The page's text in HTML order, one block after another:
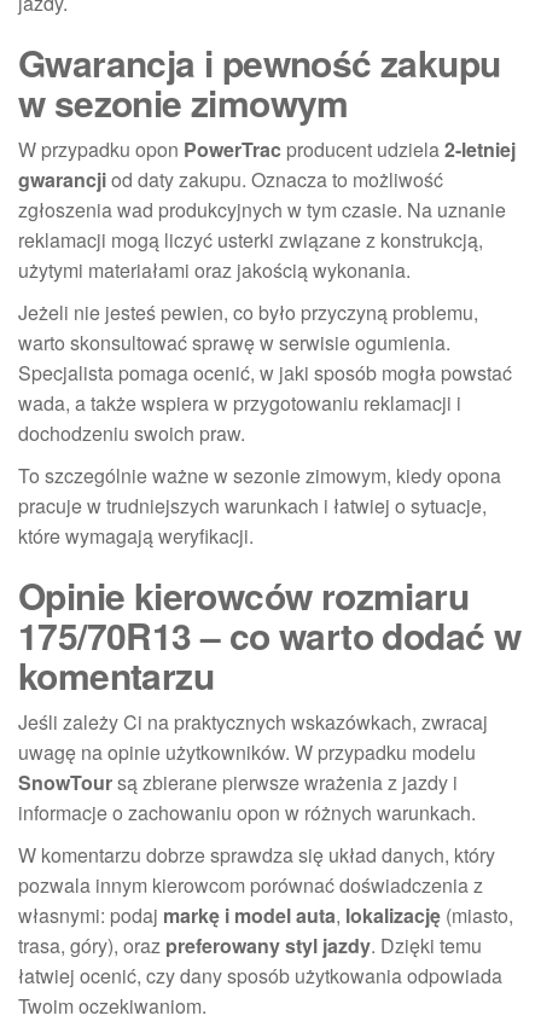
Gwarancja i pewność zakupu
w sezonie zimowym
W przypadku opon PowerTrac producent udziela2-letniej
gwarancjiod daty zakupu. Oznacza to możliwość
zgłoszenia wad produkcyjnych w tym czasie. Na uznanie
reklamacji mogą liczyć usterki związane z konstrukcją,
użytymi materiałami oraz jakością wykonania.
Jeżeli nie jesteś pewien, co było przyczyną problemu,
warto skonsultować sprawę w serwisie ogumienia.
Specjalista pomaga ocenić, w jaki sposób mogła powstać
wada, a także wspiera w przygotowaniu reklamacji i
dochodzeniu swoich praw.
To szczególnie ważne w sezonie zimowym, kiedy opona
pracuje w trudniejszych warunkach i łatwiej o sytuacje,
które wymagają weryfikacji.
Opinie kierowców rozmiaru
175/70R13 – co warto dodać w
komentarzu
Jeśli zależy Ci na praktycznych wskazówkach, zwracaj
uwagę na opinie użytkowników. W przypadku modelu
SnowToursą zbierane pierwsze wrażenia z jazdy i
informacje o zachowaniu opon w różnych warunkach.
W komentarzu dobrze sprawdza się układ danych, który
pozwala innym kierowcom porównać doświadczenia z
własnymi: podaj markę i model auta, lokalizację (miasto,
trasa, góry), oraz preferowany styl jazdy. Dzięki temu
łatwiej ocenić, czy dany sposób użytkowania odpowiada
Twoim oczekiwaniom.